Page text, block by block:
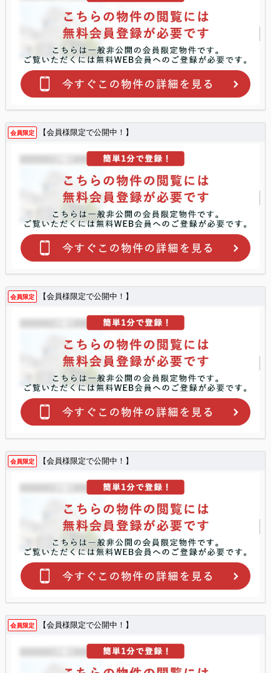
会員限定 【会員様限定で公開中！】
会員限定 【会員様限定で公開中！】
会員限定 【会員様限定で公開中！】
会員限定 【会員様限定で公開中！】